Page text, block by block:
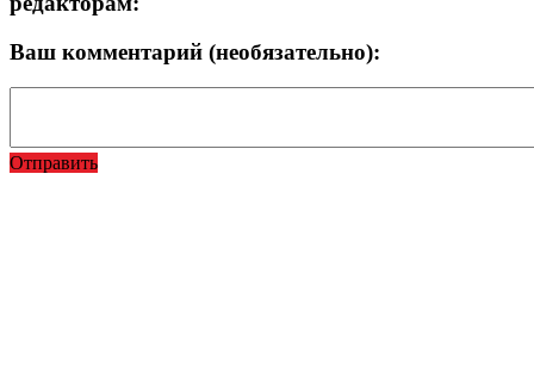
Ваш комментарий (необязательно):
Отправить